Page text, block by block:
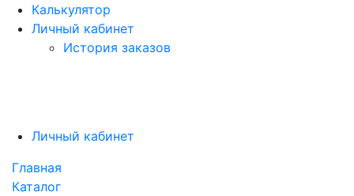
Калькулятор
Личный кабинет
История заказов
Личный кабинет
Главная
Каталог